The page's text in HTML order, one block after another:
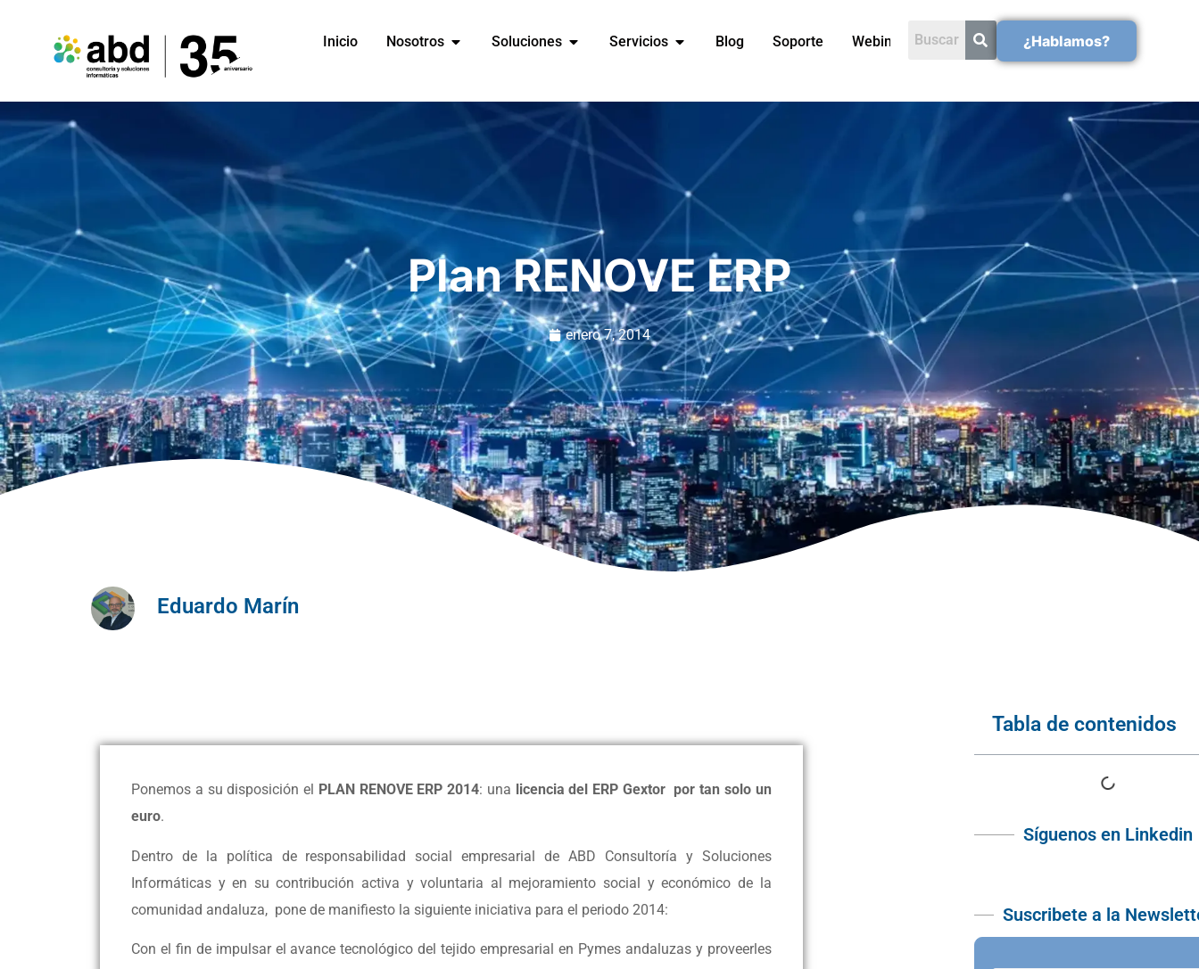
Inicio Nosotros Soluciones Servicios Blog Soporte Webinars ¿Hablamos?
Plan RENOVE ERP
enero 7, 2014
Eduardo Marín
Ponemos a su disposición el PLAN RENOVE ERP 2014: una licencia del ERP Gextor por tan solo un
euro.
Dentro de la política de responsabilidad social empresarial de ABD Consultoría y Soluciones
Informáticas y en su contribución activa y voluntaria al mejoramiento social y económico de la
comunidad andaluza, pone de manifiesto la siguiente iniciativa para el periodo 2014:
Con el fin de impulsar el avance tecnológico del tejido empresarial en Pymes andaluzas y proveerles
Tabla de contenidos
Síguenos en Linkedin
Suscribete a la